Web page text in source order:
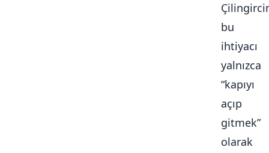
bu
ihtiyacı
yalnızca
“kapıyı
açıp
gitmek”
olarak